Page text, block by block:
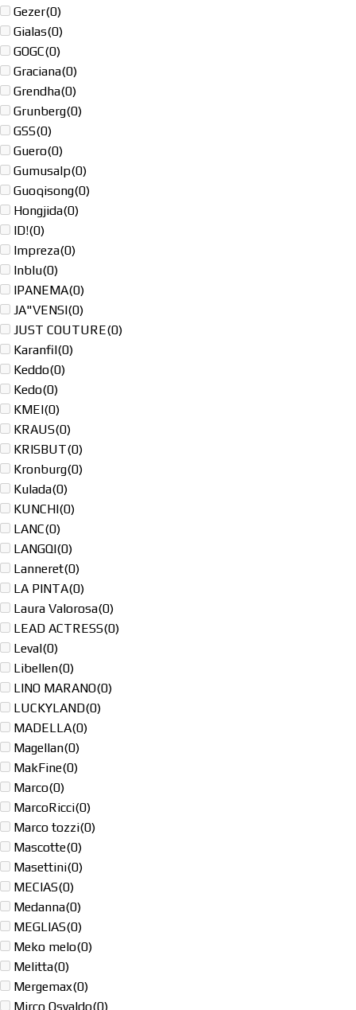
Gezer(0)
Gialas(0)
GOGC(0)
Graciana(0)
Grendha(0)
Grunberg(0)
GSS(0)
Guero(0)
Gumusalp(0)
Guoqisong(0)
Hongjida(0)
ID!(0)
Impreza(0)
Inblu(0)
IPANEMA(0)
JA"VENSI(0)
JUST COUTURE(0)
Karanfil(0)
Keddo(0)
Kedo(0)
KMEI(0)
KRAUS(0)
KRISBUT(0)
Kronburg(0)
Kulada(0)
KUNCHI(0)
LANC(0)
LANGQI(0)
Lanneret(0)
LA PINTA(0)
Laura Valorosa(0)
LEAD ACTRESS(0)
Leval(0)
Libellen(0)
LINO MARANO(0)
LUCKYLAND(0)
MADELLA(0)
Magellan(0)
MakFine(0)
Marco(0)
MarcoRicci(0)
Marco tozzi(0)
Mascotte(0)
Masettini(0)
MECIAS(0)
Medanna(0)
MEGLIAS(0)
Meko melo(0)
Melitta(0)
Mergemax(0)
Mirco Osvaldo(0)